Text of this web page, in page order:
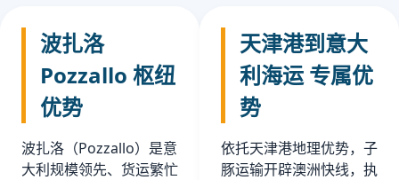
波扎洛
Pozzallo 枢纽
优势
波扎洛（Pozzallo）是意
大利规模领先、货运繁忙
天津港到意大
利海运 专属优
势
依托天津港地理优势，子
豚运输开辟澳洲快线，执